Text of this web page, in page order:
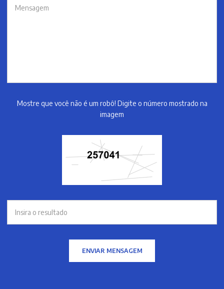
Mostre que você não é um robô! Digite o número mostrado na
imagem
ENVIAR MENSAGEM